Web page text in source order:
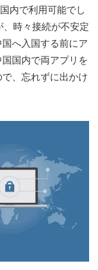
内で利用可能でし
、時々接続が不安定
へ入国する前にア
国内で両アプリを
、忘れずに出かけ